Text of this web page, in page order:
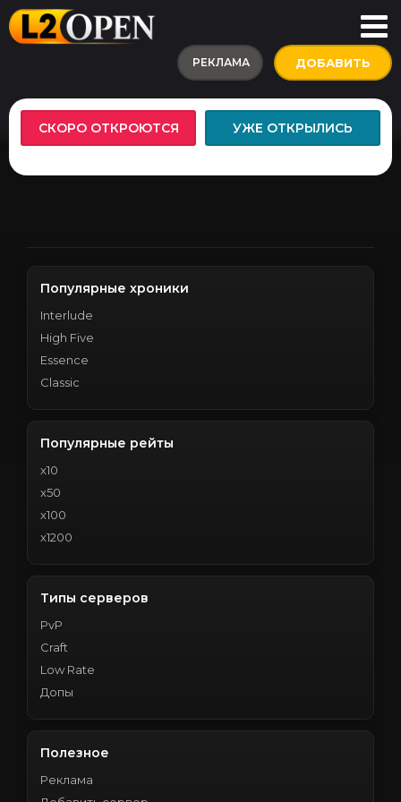
РЕКЛАМА ДОБАВИТЬ
СКОРО ОТКРОЮТСЯ УЖЕ ОТКРЫЛИСЬ
Популярные хроники
Interlude
High Five
Essence
Classic
Популярные рейты
x10
x50
x100
x1200
Типы серверов
PvP
Craft
Low Rate
Допы
Полезное
Реклама